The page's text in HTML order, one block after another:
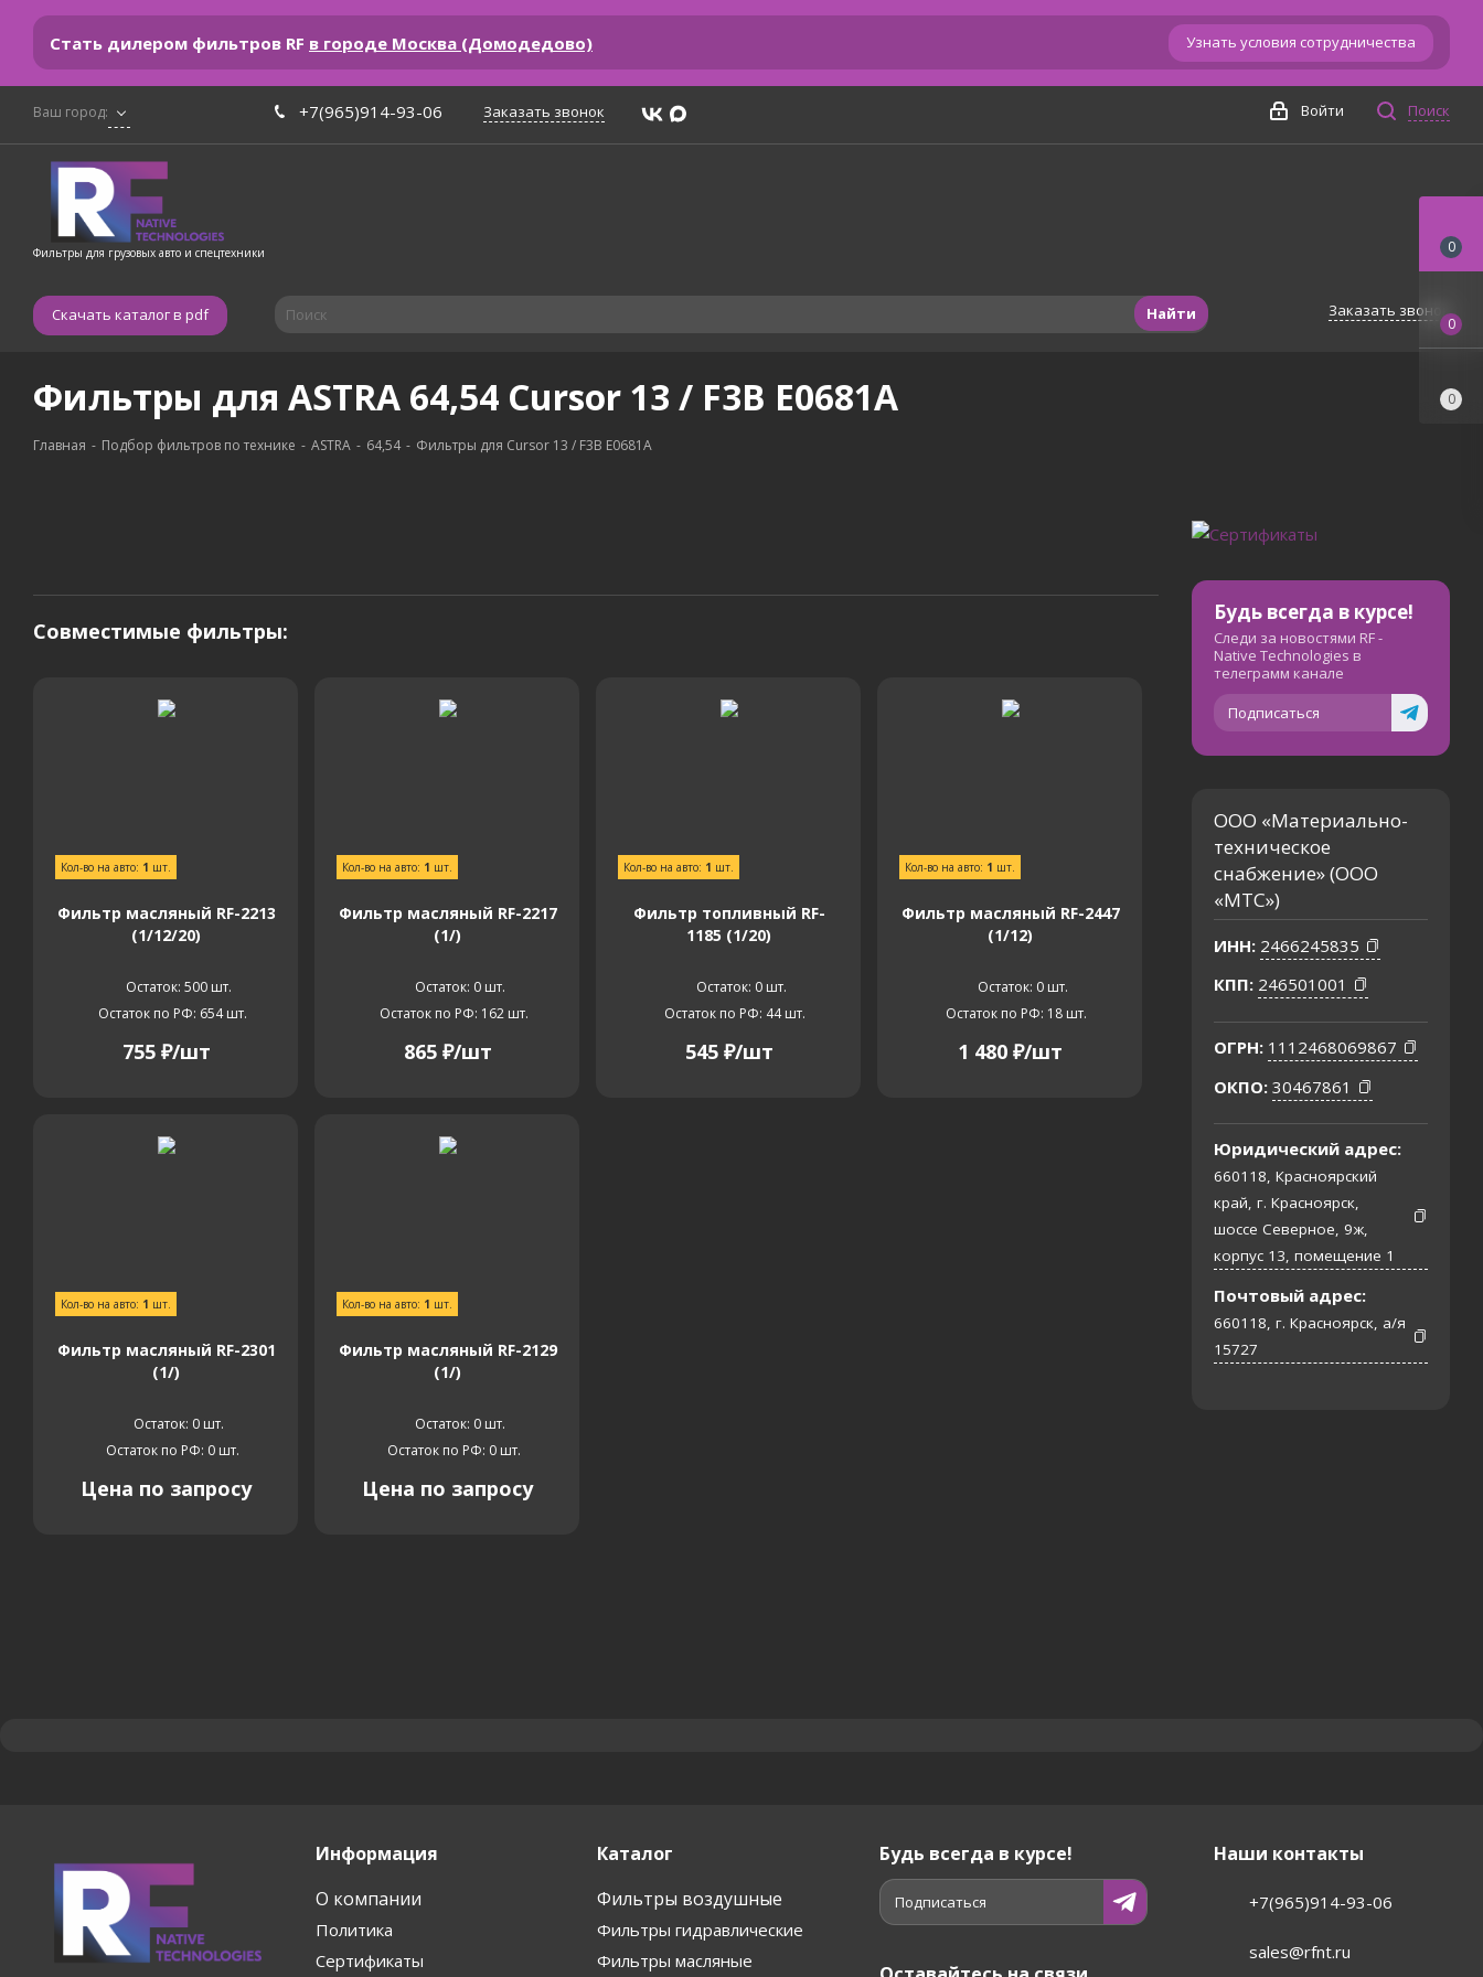
Стать дилером фильтров RF в городе Москва (Домодедово) Узнать условия сотрудничества
Ваш город: +7(965)914-93-06 Заказать звонок Поиск
Войти
Фильтры для грузовых авто и спецтехники
Скачать каталог в pdf Найти Заказать звонок
Фильтры для ASTRA 64,54 Cursor 13 / F3B E0681A
Главная - Подбор фильтров по технике - ASTRA - 64,54 - Фильтры для Cursor 13 / F3B E0681A
Совместимые фильтры:
Кол-во на авто: 1 шт.
Фильтр масляный RF-2213
(1/12/20)
Остаток: 500 шт.
Остаток по РФ: 654шт.
755₽/шт
Кол-во на авто: 1 шт.
Фильтр масляный RF-2217
(1/)
Остаток: 0 шт.
Остаток по РФ: 162шт.
865₽/шт
Кол-во на авто: 1 шт.
Фильтр топливный RF-
1185 (1/20)
Остаток: 0 шт.
Остаток по РФ: 44шт.
545₽/шт
Кол-во на авто: 1 шт.
Фильтр масляный RF-2447
(1/12)
Остаток: 0 шт.
Остаток по РФ: 18 шт.
1 480 ₽/шт
Кол-во на авто: 1 шт.
Фильтр масляный RF-2301
(1/)
Остаток: 0 шт.
Остаток по РФ: 0шт.
Цена по запросу
Кол-во на авто: 1 шт.
Фильтр масляный RF-2129
(1/)
Остаток: 0 шт.
Остаток по РФ: 0шт.
Цена по запросу
Будь всегда в курсе!
Следи за новостями RF -
Native Technologies в
телеграмм канале
Подписаться
ООО «Материально-
техническое
снабжение» (ООО
«МТС»)
ИНН: 2466245835
КПП: 246501001
ОГРН: 1112468069867
ОКПО: 30467861
Юридический адрес:
660118, Красноярский
край, г. Красноярск,
шоссе Северное, 9ж,
корпус 13, помещение 1
Почтовый адрес:
660118, г. Красноярск, а/я
15727
Информация
О компании
Политика
Сертификаты
Каталог
Фильтры воздушные
Фильтры гидравлические
Фильтры масляные
Будь всегда в курсе!
Подписаться
Наши контакты
+7(965)914-93-06
sales@rfnt.ru
0
0
0